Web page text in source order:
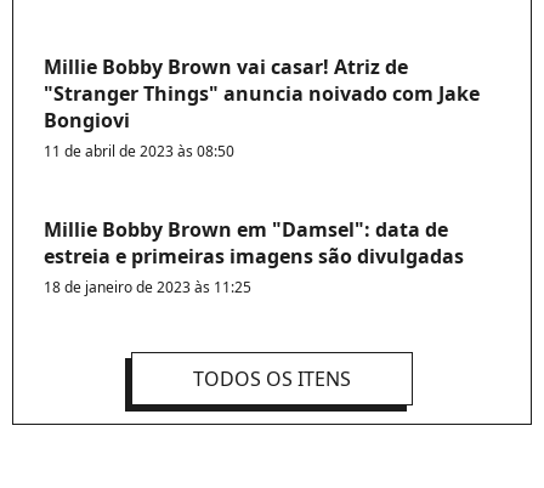
Millie Bobby Brown vai casar! Atriz de
"Stranger Things" anuncia noivado com Jake
Bongiovi
11 de abril de 2023 às 08:50
Millie Bobby Brown em "Damsel": data de
estreia e primeiras imagens são divulgadas
18 de janeiro de 2023 às 11:25
TODOS OS ITENS